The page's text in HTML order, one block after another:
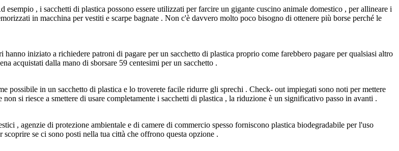
, i sacchetti di plastica possono essere utilizzati per farcire un gigante cuscino animale domestico , per allineare i
in macchina per vestiti e scarpe bagnate . Non c'è davvero molto poco bisogno di ottenere più borse perché le
iniziato a richiedere patroni di pagare per un sacchetto di plastica proprio come farebbero pagare per qualsiasi altro
acquistati dalla mano di sborsare 59 centesimi per un sacchetto .
possibile in un sacchetto di plastica e lo troverete facile ridurre gli sprechi . Check- out impiegati sono noti per mettere
si riesce a smettere di usare completamente i sacchetti di plastica , la riduzione è un significativo passo in avanti .
, agenzie di protezione ambientale e di camere di commercio spesso forniscono plastica biodegradabile per l'uso
se ci sono posti nella tua città che offrono questa opzione .